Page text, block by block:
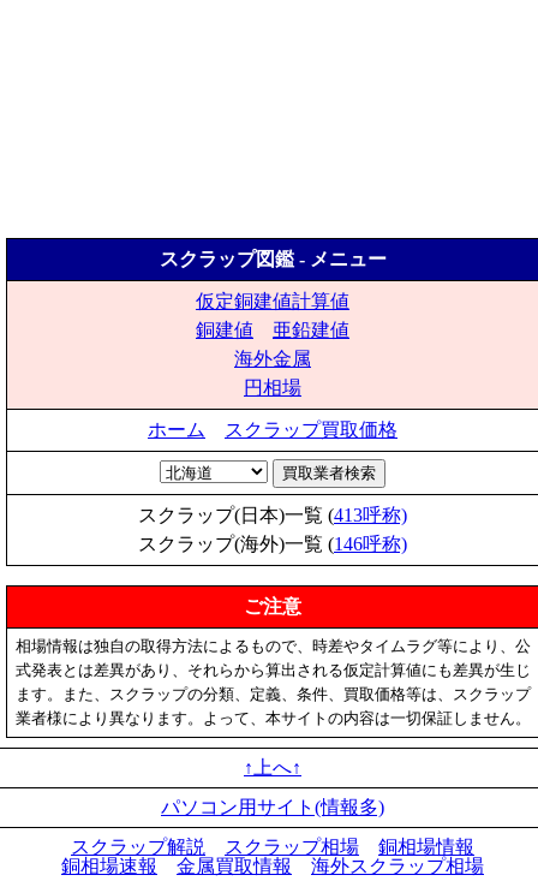
スクラップ図鑑 - メニュー
仮定銅建値計算値
銅建値
亜鉛建値
海外金属
円相場
ホーム スクラップ買取価格
スクラップ(日本)一覧 (413呼称)
スクラップ(海外)一覧 (146呼称)
ご注意
相場情報は独自の取得方法によるもので、時差やタイムラグ等により、公
式発表とは差異があり、それらから算出される仮定計算値にも差異が生じ
ます。また、スクラップの分類、定義、条件、買取価格等は、スクラップ
業者様により異なります。よって、本サイトの内容は一切保証しません。
↑上へ↑
パソコン用サイト(情報多)
スクラップ解説
スクラップ相場
銅相場情報
銅相場速報
金属買取情報 海外スクラップ相場